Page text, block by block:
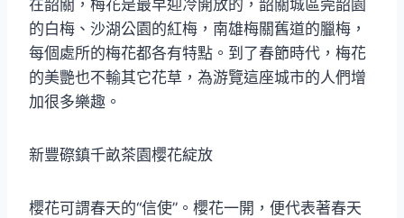
在韶關，梅花是最早迎冷開放的，韶關城區莞韶園
的白梅、沙湖公園的紅梅，南雄梅關舊道的臘梅，
每個處所的梅花都各有特點。到了春節時代，梅花
的美艷也不輸其它花草，為游覽這座城市的人們增
加很多樂趣。
新豐磜鎮千畝茶園櫻花綻放
櫻花可謂春天的“信使”。櫻花一開，便代表著春天